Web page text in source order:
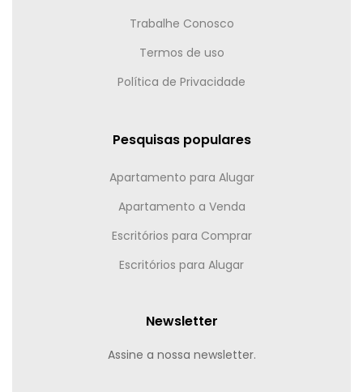
Trabalhe Conosco
Termos de uso
Política de Privacidade
Pesquisas populares
Apartamento para Alugar
Apartamento a Venda
Escritórios para Comprar
Escritórios para Alugar
Newsletter
Assine a nossa newsletter.